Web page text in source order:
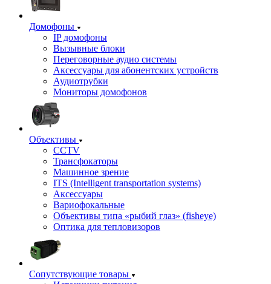
Домофоны
IP домофоны
Вызывные блоки
Переговорные аудио системы
Аксессуары для абонентских устройств
Аудиотрубки
Мониторы домофонов
Объективы
CCTV
Трансфокаторы
Машинное зрение
ITS (Intelligent transportation systems)
Аксессуары
Вариофокальные
Объективы типа «рыбий глаз» (fisheye)
Оптика для тепловизоров
Сопутствующие товары